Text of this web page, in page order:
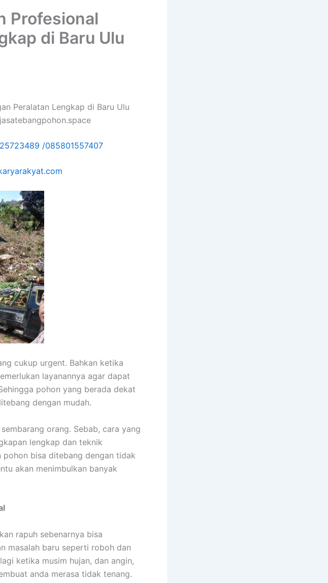
Profesional
di Baru Ulu
Peralatan Lengkap di Baru Ulu
/085801557407
cukup urgent. Bahkan ketika
layanannya agar dapat
pohon yang berada dekat
dengan mudah.
orang. Sebab, cara yang
lengkap dan teknik
pohon bisa ditebang dengan tidak
akan menimbulkan banyak
rapuh sebenarnya bisa
masalah baru seperti roboh dan
ketika musim hujan, dan angin,
anda merasa tidak tenang.